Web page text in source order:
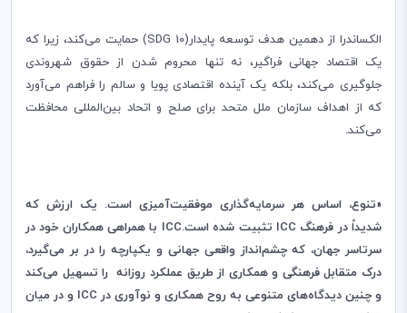
الکساندرا از دهمین هدف توسعه پایدار((SDG 10 حمایت می‌کند، زیرا که
یک اقتصاد جهانی فراگیر، نه تنها محروم شدن از حقوق شهروندی
جلوگیری می‌‌کند، بلکه یک آینده اقتصادی پویا و سالم را فراهم می‌آورد
که از اهداف سازمان ملل متحد برای صلح و اتحاد بین‌المللی محافظت
می‌کند.
«تنوع، اساس هر سرمایه‌گذاری موفقیت‌آمیزی است. یک ارزش که
شدیداً در فرهنگ ICC تثبیت شده است.ICC با همراهی همکاران خود در
سرتاسر جهان، که چشم‌انداز واقعی جهانی و یکپارچه را در بر می‌گیرد،
درک متقابل فرهنگی و همکاری از طریق عملکرد روزانه را تسهیل می‌کند
و چنین دیدگاه‌های متنوعی به روح همکاری و نوآوری در ICC و در میان